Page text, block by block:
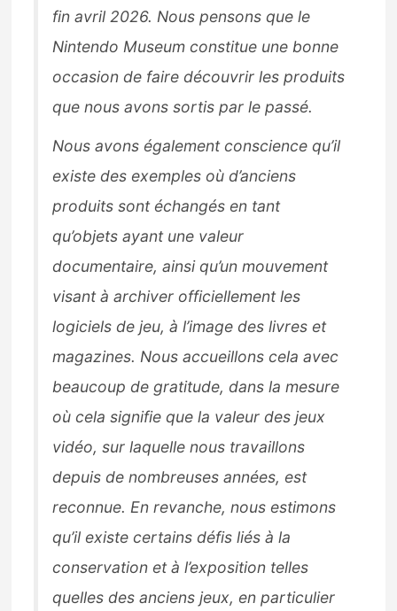
fin avril 2026. Nous pensons que le
Nintendo Museum constitue une bonne
occasion de faire découvrir les produits
que nous avons sortis par le passé.
Nous avons également conscience qu’il
existe des exemples où d’anciens
produits sont échangés en tant
qu’objets ayant une valeur
documentaire, ainsi qu’un mouvement
visant à archiver officiellement les
logiciels de jeu, à l’image des livres et
magazines. Nous accueillons cela avec
beaucoup de gratitude, dans la mesure
où cela signifie que la valeur des jeux
vidéo, sur laquelle nous travaillons
depuis de nombreuses années, est
reconnue. En revanche, nous estimons
qu’il existe certains défis liés à la
conservation et à l’exposition telles
quelles des anciens jeux, en particulier